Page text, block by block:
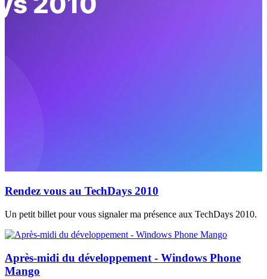
Rendez vous au TechDays 2010
Un petit billet pour vous signaler ma présence aux TechDays 2010.
Après-midi du développement - Windows Phone
Mango